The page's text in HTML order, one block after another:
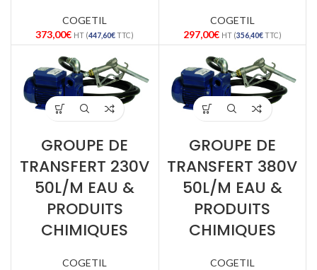
COGETIL
373,00€ HT (447,60€TTC)
COGETIL
297,00€ HT (356,40€TTC)
GROUPE DE
TRANSFERT 230V
50L/M EAU &
PRODUITS
CHIMIQUES
COGETIL
GROUPE DE
TRANSFERT 380V
50L/M EAU &
PRODUITS
CHIMIQUES
COGETIL